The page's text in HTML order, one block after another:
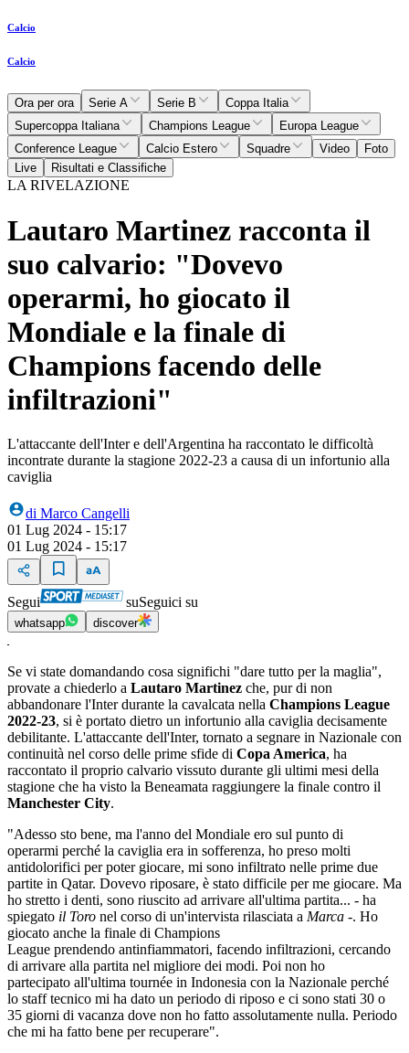
Calcio
Calcio
Ora per ora Serie A Serie B
Coppa Italia
Supercoppa Italiana
Champions League
Europa League
Conference League
Calcio Estero Squadre Video
Foto
Live
Risultati e Classifiche
LA RIVELAZIONE
Lautaro Martinez racconta il
suo calvario: "Dovevo
operarmi, ho giocato il
Mondiale e la finale di
Champions facendo delle
infiltrazioni"
L'attaccante dell'Inter e dell'Argentina ha raccontato le difficoltà
incontrate durante la stagione 2022-23 a causa di un infortunio alla
caviglia
di Marco Cangelli
01 Lug 2024 - 15:17
01 Lug 2024 - 15:17
Segui suSeguici su
whatsapp discover
Se vi state domandando cosa significhi "dare tutto per la maglia",
provate a chiederlo a Lautaro Martinez che, pur di non
abbandonare l'Inter durante la cavalcata nella Champions League
2022-23, si è portato dietro un infortunio alla caviglia decisamente
debilitante. L'attaccante dell'Inter, tornato a segnare in Nazionale con
continuità nel corso delle prime sfide di Copa America, ha
raccontato il proprio calvario vissuto durante gli ultimi mesi della
stagione che ha visto la Beneamata raggiungere la finale contro il
Manchester City.
"Adesso sto bene, ma l'anno del Mondiale ero sul punto di
operarmi perché la caviglia era in sofferenza, ho preso molti
antidolorifici per poter giocare, mi sono infiltrato nelle prime due
partite in Qatar. Dovevo riposare, è stato difficile per me giocare. Ma
ho stretto i denti, sono riuscito ad arrivare all'ultima partita... - ha
spiegato il Toro nel corso di un'intervista rilasciata a Marca -. Ho
giocato anche la finale di Champions
League prendendo antinfiammatori, facendo infiltrazioni, cercando
di arrivare alla partita nel migliore dei modi. Poi non ho
partecipato all'ultima tournée in Indonesia con la Nazionale perché
lo staff tecnico mi ha dato un periodo di riposo e ci sono stati 30 o
35 giorni di vacanza dove non ho fatto assolutamente nulla. Periodo
che mi ha fatto bene per recuperare".